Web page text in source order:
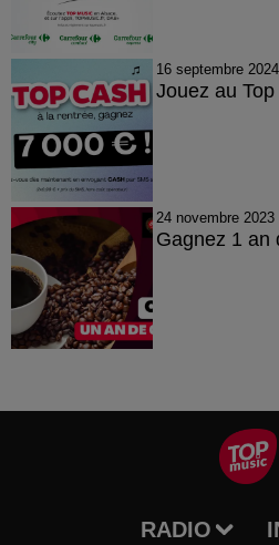
16 septembre 2024
Jouez au
24 novembre 2023
Gagnez 1 an
RADIO